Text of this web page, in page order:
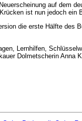
auf dem
ist nun jedoch
die erste Hälfte des
Lernhilfen,
Dolmetscherin Anna